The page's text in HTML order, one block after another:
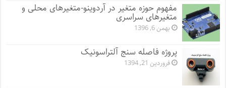
مفهوم حوزه متغیر در آردوینو-متغیرهای محلی و
متغیرهای سراسری
بهمن 6, 1396
پروژه فاصله سنج آلتراسونیک
فروردین 21, 1394